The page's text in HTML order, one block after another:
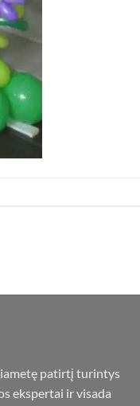
patirtį turintys
ekspertai ir visada